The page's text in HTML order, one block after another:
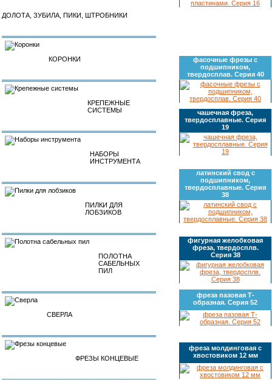
ДОЛОТА, ЗУБИЛА, ПИКИ, ШТРОБНИКИ
КОРОНКИ
КРЕПЕЖНЫЕ
СИСТЕМЫ
НАБОРЫ
ИНСТРУМЕНТА
ПИЛКИ ДЛЯ
ЛОБЗИКОВ
ПОЛОТНА
САБЕЛЬНЫХ
ПИЛ
СВЕРЛА
ФРЕЗЫ КОНЦЕВЫЕ
фасочные фрезы с
подшипником,
твердосплав. Серия 40
чашечная фреза,
твердосплавные. Серия
19
латинский свод с
подшипником,
твердосплавные. Серия
38
фигурная желобковая
фреза, твердосплв.
Серия 38
фреза пазовая Т-
образная. Серия 52
фреза молдинговая с
хвостовиком 12 мм